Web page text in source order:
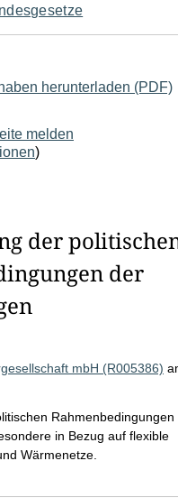
herunterladen (PDF)
melden
)
der
der
mbH (R005386)
Rahmenbedingungen
in Bezug auf flexible
Wärmenetze.